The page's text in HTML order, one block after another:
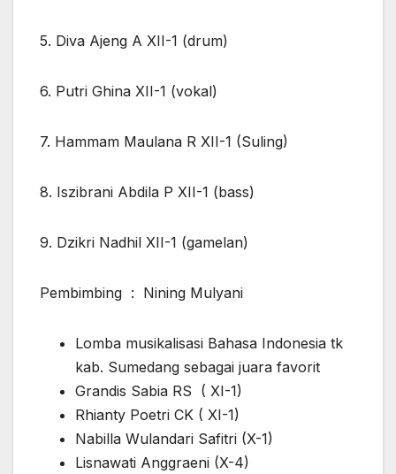
5. Diva Ajeng A XII-1 (drum)
6. Putri Ghina XII-1 (vokal)
7. Hammam Maulana R XII-1 (Suling)
8. Iszibrani Abdila P XII-1 (bass)
9. Dzikri Nadhil XII-1 (gamelan)
Pembimbing : Nining Mulyani
Lomba musikalisasi Bahasa Indonesia tk
kab. Sumedang sebagai juara favorit
Grandis Sabia RS ( XI-1)
Rhianty Poetri CK ( XI-1)
Nabilla Wulandari Safitri (X-1)
Lisnawati Anggraeni (X-4)